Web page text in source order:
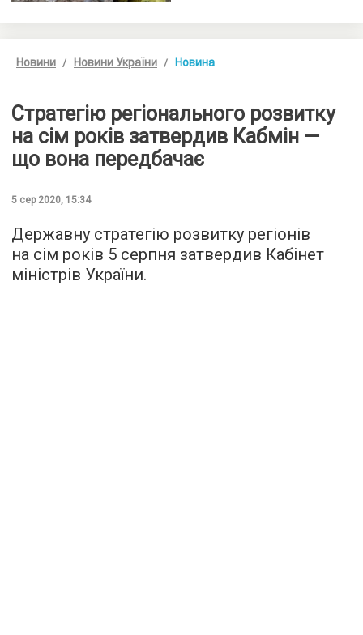
Новини Новини України Новина
Стратегію регіонального розвитку
на сім років затвердив Кабмін —
що вона передбачає
5 сер 2020, 15:34
Державну стратегію розвитку регіонів
на сім років 5 серпня затвердив Кабінет
міністрів України.